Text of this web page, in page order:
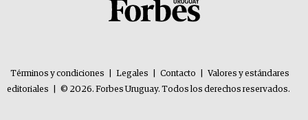
Términos y condiciones Legales Contacto
Valores y estándares
editoriales
© 2026. Forbes Uruguay. Todos los derechos reservados.